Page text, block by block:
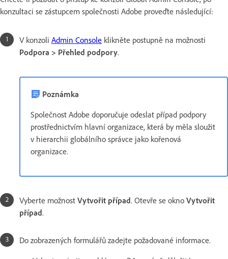
konzultaci se zástupcem společnosti Adobe proveďte následující:
V konzoli Admin Console klikněte postupně na možnosti
Podpora > Přehled podpory.
Poznámka
Společnost Adobe doporučuje odeslat případ podpory
prostřednictvím hlavní organizace, která by měla sloužit
v hierarchii globálního správce jako kořenová
organizace.
Vyberte možnost Vytvořit případ. Otevře se okno Vytvořit
případ.
Do zobrazených formulářů zadejte požadované informace.